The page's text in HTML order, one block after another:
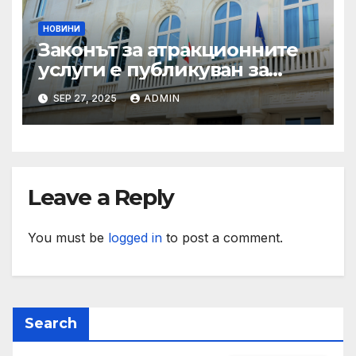
НОВИНИ
Законът за атракционните
услуги е публикуван за
обществено обсъждане
SEP 27, 2025 ADMIN
Leave a Reply
You must be logged in to post a comment.
Search